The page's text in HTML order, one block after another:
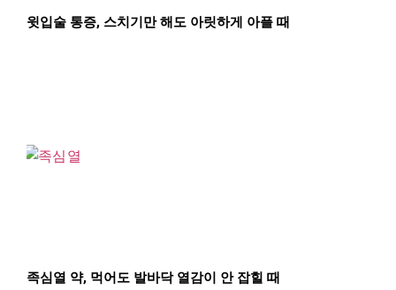
윗입술 통증, 스치기만 해도 아릿하게 아플 때
족심열 약, 먹어도 발바닥 열감이 안 잡힐 때